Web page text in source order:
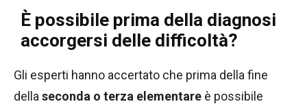
È possibile prima della diagnosi
accorgersi delle difficoltà?
Gli esperti hanno accertato che prima della fine
della seconda o terza elementare è possibile